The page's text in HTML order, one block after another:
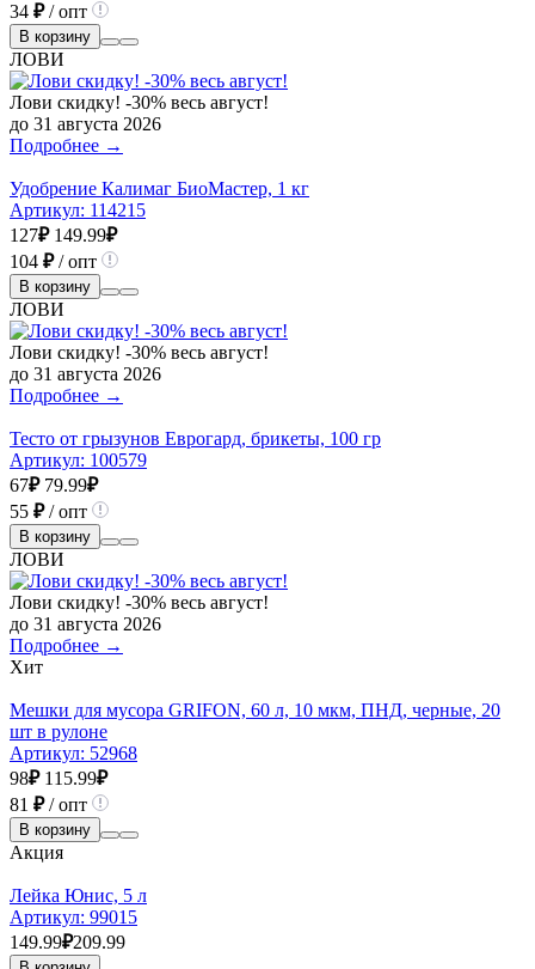
34 ₽/ опт
В корзину
ЛОВИ
Лови скидку! -30% весь август!
до 31 августа 2026
Подробнее →
Удобрение Калимаг БиоМастер, 1 кг
Артикул: 114215
127₽ 149.99₽
104 ₽/ опт
В корзину
ЛОВИ
Лови скидку! -30% весь август!
до 31 августа 2026
Подробнее →
Тесто от грызунов Еврогард, брикеты, 100 гр
Артикул: 100579
67₽ 79.99₽
55 ₽/ опт
В корзину
ЛОВИ
Лови скидку! -30% весь август!
до 31 августа 2026
Подробнее →
Хит
Мешки для мусора GRIFON, 60 л, 10 мкм, ПНД, черные, 20
шт в рулоне
Артикул: 52968
98₽ 115.99₽
81 ₽/ опт
В корзину
Акция
Лейка Юнис, 5 л
Артикул: 99015
149.99₽209.99